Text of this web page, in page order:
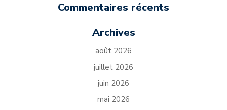
Commentaires récents
Archives
août 2026
juillet 2026
juin 2026
mai 2026